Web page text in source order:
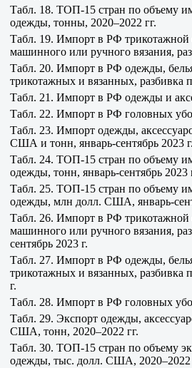
Табл. 18. ТОП-15 стран по объему
одежды, тонны, 2020–2022 гг.
Табл. 19. Импорт в РФ трикотажной
машинного или ручного вязания,
Табл. 20. Импорт в РФ одежды,
трикотажных и вязанных,
Табл. 21. Импорт в РФ одежды и
Табл. 22. Импорт в РФ головных
Табл. 23. Импорт одежды,
США и тонн, январь-сентябрь 2023 г.
Табл. 24. ТОП-15 стран по объему
одежды, тонн, январь-сентябрь 2023
Табл. 25. ТОП-15 стран по объему
одежды, млн долл. США, январь-
Табл. 26. Импорт в РФ трикотажной
машинного или ручного вязания,
сентябрь 2023 г.
Табл. 27. Импорт в РФ одежды,
трикотажных и вязанных, разбивка
г.
Табл. 28. Импорт в РФ головных
Табл. 29. Экспорт одежды,
США, тонн, 2020–2022 гг.
Табл. 30. ТОП-15 стран по объему
одежды, тыс. долл. США, 2020–2022